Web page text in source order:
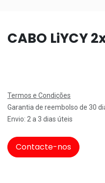
CABO LiYCY
Termos e Condições
Garantia de reembolso de 30
Envio: 2 a 3 dias úteis
Contacte-nos